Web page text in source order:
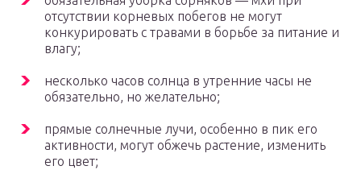
отсутствии корневых побегов не могут
конкурировать с травами в борьбе за питание и
влагу;
несколько часов солнца в утренние часы не
обязательно, но желательно;
прямые солнечные лучи, особенно в пик его
активности, могут обжечь растение, изменить
его цвет;